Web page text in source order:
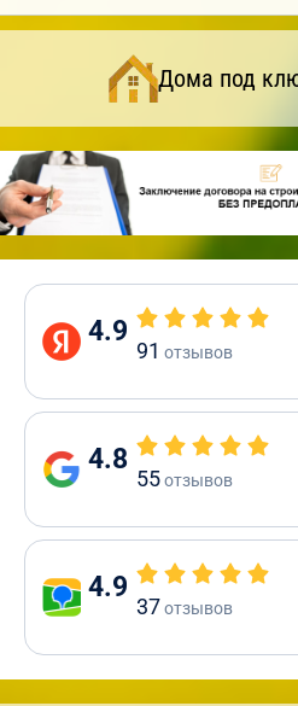
Дома под
4.9
91 отзывов
4.8
55отзывов
4.9
37отзывов